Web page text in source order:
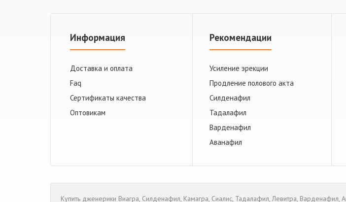
Информация
Доставка и оплата
Faq
Сертификаты качества
Оптовикам
Рекомендации
Усиление эрекции
Продление полового акта
Cилденафил
Тадалафил
Варденафил
Аванафил
Купить дженерики Виагра, Cилденафил, Камагра, Сиалис, Тадалафил,Левитра, Варденафил,